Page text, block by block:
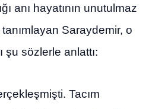
anı hayatının unutulmaz
Saraydemir, o
şu sözlerle anlattı:
Tacım